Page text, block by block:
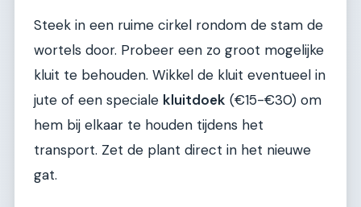
Steek in een ruime cirkel rondom de stam de
wortels door. Probeer een zo groot mogelijke
kluit te behouden. Wikkel de kluit eventueel in
jute of een speciale kluitdoek (€15-€30) om
hem bij elkaar te houden tijdens het
transport. Zet de plant direct in het nieuwe
gat.